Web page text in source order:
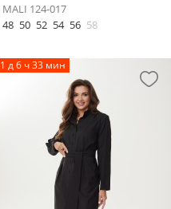
MALI 124-017
48 50 52 54 56 58
1 д 6 ч 33 мин